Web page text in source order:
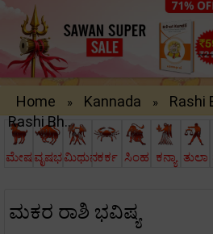
Home » Kannada » Rashi
Rashi Bh..
ಮೇಷ ವೃಷಭಮಿಥುನಕರ್ಕ ಸಿಂಹ ಕನ್ಯಾ ತುಲಾ
ಮಕರ ರಾಶಿ ಭವಿಷ್ಯ